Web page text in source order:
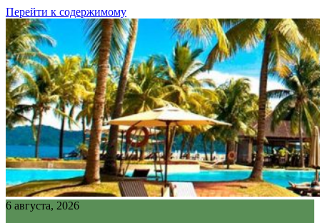
Перейти к содержимому
6 августа, 2026